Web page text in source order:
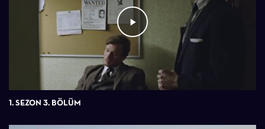
1. SEZON 3. BÖLÜM